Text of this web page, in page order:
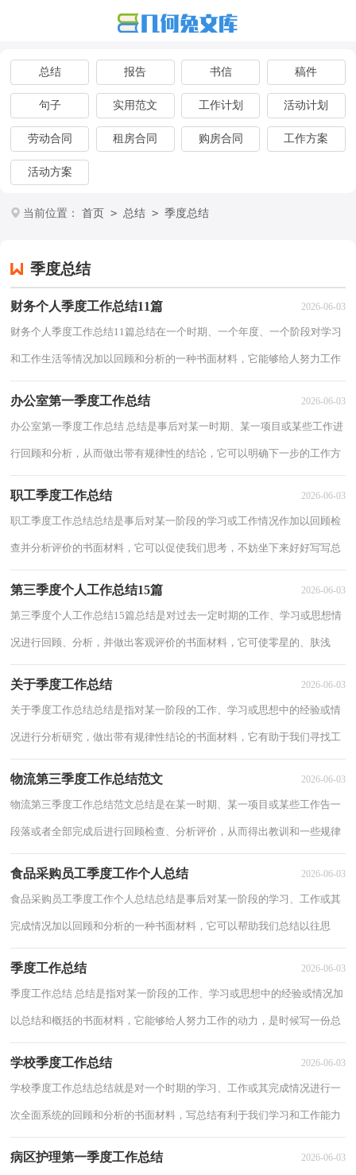
总结 报告 书信 稿件
句子 实用范文 工作计划 活动计划
劳动合同 租房合同 购房合同 工作方案
活动方案
当前位置： 首页 > 总结 > 季度总结
季度总结
财务个人季度工作总结11篇 2026-06-03
财务个人季度工作总结11篇总结在一个时期、一个年度、一个阶段对学习
和工作生活等情况加以回顾和分析的一种书面材料，它能够给人努力工作
办公室第一季度工作总结 2026-06-03
办公室第一季度工作总结 总结是事后对某一时期、某一项目或某些工作进
行回顾和分析，从而做出带有规律性的结论，它可以明确下一步的工作方
职工季度工作总结 2026-06-03
职工季度工作总结总结是事后对某一阶段的学习或工作情况作加以回顾检
查并分析评价的书面材料，它可以促使我们思考，不妨坐下来好好写写总
第三季度个人工作总结15篇 2026-06-03
第三季度个人工作总结15篇总结是对过去一定时期的工作、学习或思想情
况进行回顾、分析，并做出客观评价的书面材料，它可使零星的、肤浅
关于季度工作总结 2026-06-03
关于季度工作总结总结是指对某一阶段的工作、学习或思想中的经验或情
况进行分析研究，做出带有规律性结论的书面材料，它有助于我们寻找工
物流第三季度工作总结范文 2026-06-03
物流第三季度工作总结范文总结是在某一时期、某一项目或某些工作告一
段落或者全部完成后进行回顾检查、分析评价，从而得出教训和一些规律
食品采购员工季度工作个人总结 2026-06-03
食品采购员工季度工作个人总结总结是事后对某一阶段的学习、工作或其
完成情况加以回顾和分析的一种书面材料，它可以帮助我们总结以往思
季度工作总结 2026-06-03
季度工作总结 总结是指对某一阶段的工作、学习或思想中的经验或情况加
以总结和概括的书面材料，它能够给人努力工作的动力，是时候写一份总
学校季度工作总结 2026-06-03
学校季度工作总结总结就是对一个时期的学习、工作或其完成情况进行一
次全面系统的回顾和分析的书面材料，写总结有利于我们学习和工作能力
病区护理第一季度工作总结 2026-06-03